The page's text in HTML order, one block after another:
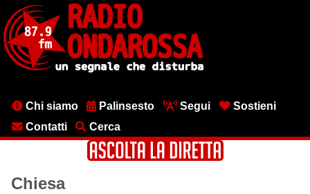
contenuto
principale
MenuChi siamo Palinsesto Segui
Sostieni
Contatti
Cerca
Chiesa